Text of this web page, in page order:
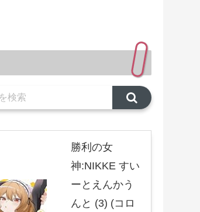
勝利の女
神:NIKKE すい
ーとえんかう
んと (3) (コロ